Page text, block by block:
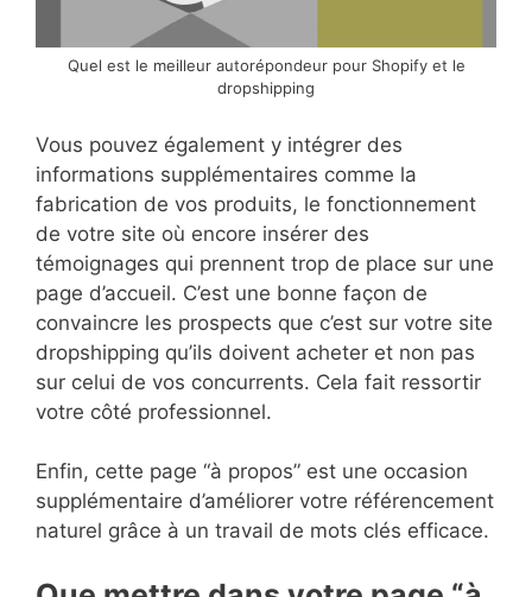
Quel est le meilleur autorépondeur pour Shopify et le
dropshipping
Vous pouvez également y intégrer des
informations supplémentaires comme la
fabrication de vos produits, le fonctionnement
de votre site où encore insérer des
témoignages qui prennent trop de place sur une
page d’accueil. C’est une bonne façon de
convaincre les prospects que c’est sur votre site
dropshipping qu’ils doivent acheter et non pas
sur celui de vos concurrents. Cela fait ressortir
votre côté professionnel.
Enfin, cette page “à propos” est une occasion
supplémentaire d’améliorer votre référencement
naturel grâce à un travail de mots clés efficace.